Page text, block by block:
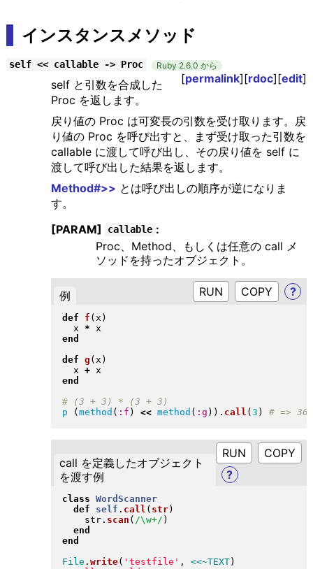
インスタンスメソッド
self << callable -> Proc Ruby 2.6.0 から
[permalink][rdoc][edit]
self と引数を合成した
Proc を返します。
戻り値の Proc は可変長の引数を受け取ります。戻
り値の Proc を呼び出すと、まず受け取った引数を
callable に渡して呼び出し、その戻り値を self に
渡して呼び出した結果を返します。
Method#>> とは呼び出しの順序が逆になりま
す。
[PARAM]
callable :
Proc、Method、もしくは任意の call メ
ソッドを持ったオブジェクト。
例 RUN ?
def f ( x )
  x
*
end
def g ( x )
  x
+
end
p
( method ( :f ) << method ( :g ) ) . call ( 3 )
call を定義したオブジェクト
を渡す例
RUN
?
class WordScanner
def
self . call ( str)
    str
. scan ( /\w+/ )
end
end
File . write( 'testfile' , <<~TEXT)